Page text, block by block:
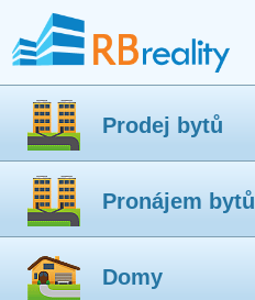
Prodej bytů
Pronájem bytů
Domy